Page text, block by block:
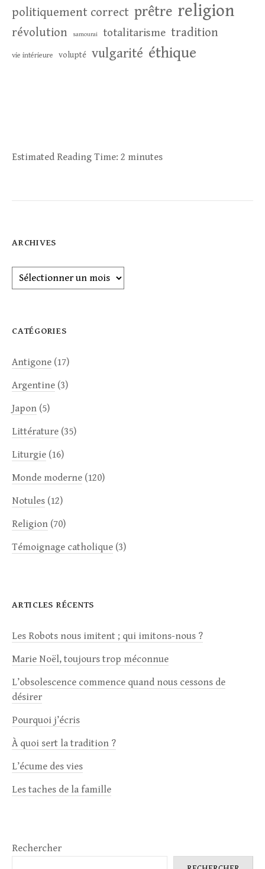
politiquement correct prêtre religion
révolution samourai totalitarisme tradition
vie intérieure volupté vulgarité éthique
Estimated Reading Time: 2 minutes
ARCHIVES
Archives
CATÉGORIES
Antigone (17)
Argentine (3)
Japon (5)
Littérature (35)
Liturgie (16)
Monde moderne (120)
Notules (12)
Religion (70)
Témoignage catholique (3)
ARTICLES RÉCENTS
Les Robots nous imitent ; qui imitons-nous ?
Marie Noël, toujours trop méconnue
L’obsolescence commence quand nous cessons de
désirer
Pourquoi j’écris
À quoi sert la tradition ?
L’écume des vies
Les taches de la famille
Rechercher